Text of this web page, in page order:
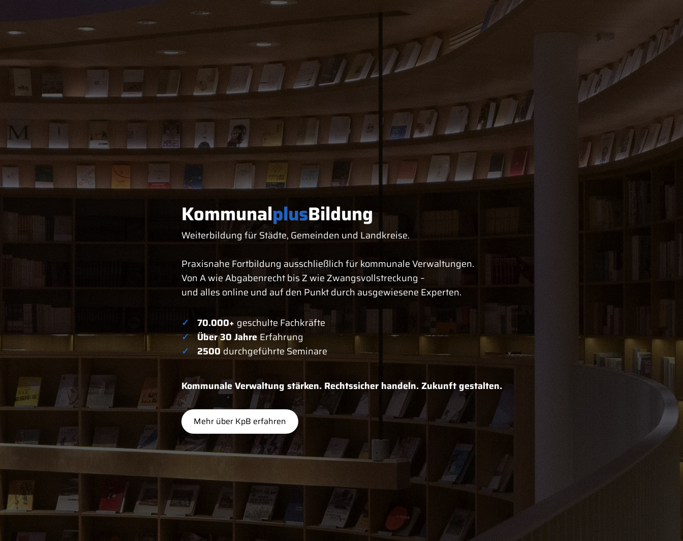
KommunalplusBildung
Weiterbildung für Städte, Gemeinden und Landkreise.
Praxisnahe Fortbildung ausschließlich für kommunale Verwaltungen.
Von A wie Abgabenrecht bis Z wie Zwangsvollstreckung –
und alles online und auf den Punkt durch ausgewiesene Experten.
✓ 70.000+ geschulte Fachkräfte
✓ Über 30 JahreErfahrung
✓
2500durchgeführte Seminare
Kommunale Verwaltung stärken. Rechtssicher handeln. Zukunft gestalten.
Mehr über KpB erfahren